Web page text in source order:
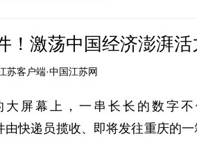
！激荡中国经济澎湃活
苏客户端·中国江苏网
屏幕上，一串长长的数字
快递员揽收、即将发往重庆的